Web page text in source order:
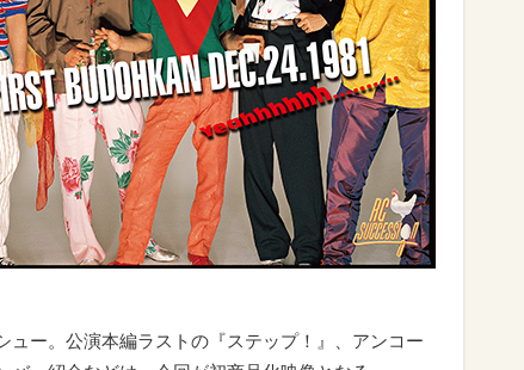
ュー。公演本編ラストの『ステップ！』、アンコー